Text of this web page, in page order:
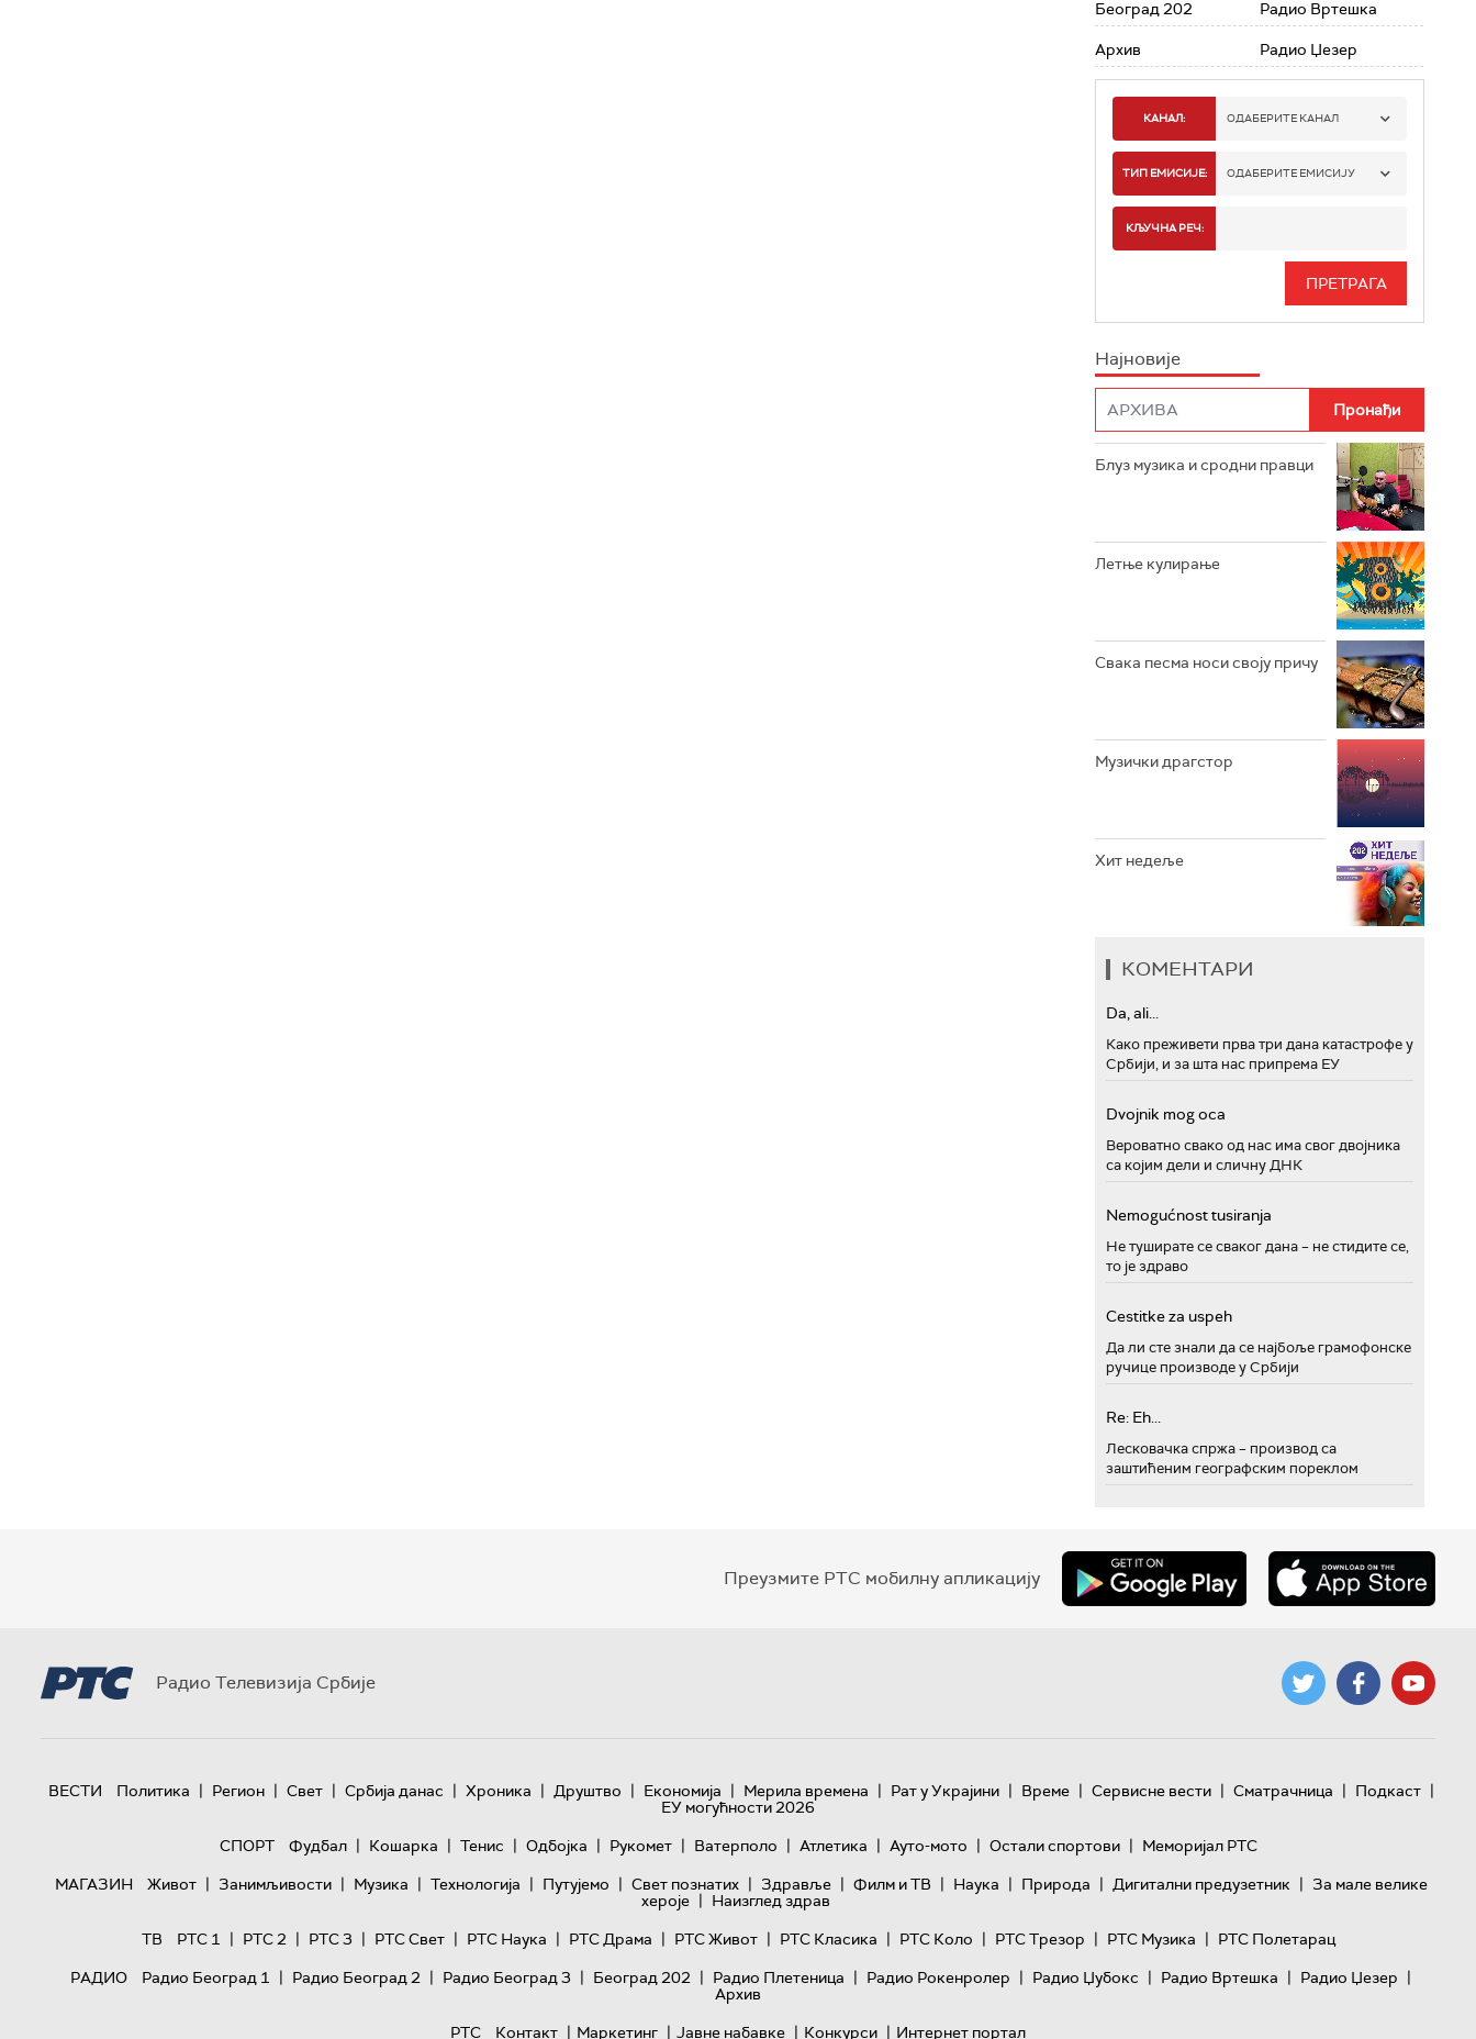
Београд 202
Архив
Радио Вртешка
Радио Џезер
КАНАЛ: ОДАБЕРИТЕ КАНАЛ
РАДИО БЕОГРАД 1
РАДИО БЕОГРАД 3
РАДИО РОКЕНРОЛЕР
РАДИО ЏУБОКС
РАДИО ВРТЕШКА
РАДИО ЏЕЗЕР
ТИП ЕМИСИЈЕ: ОДАБЕРИТЕ ЕМИСИЈУ
ИНФО
КЉУЧНА РЕЧ:
Најновије
Блуз музика и сродни правци
Летње кулирање
Свака песма носи своју причу
Музички драгстор
Хит недеље
КОМЕНТАРИ
Da, ali...
Како преживети прва три дана катастрофе у
Србији, и за шта нас припрема ЕУ
Dvojnik mog oca
Вероватно свако од нас има свог двојника
са којим дели и сличну ДНК
Nemogućnost tusiranja
Не туширате се сваког дана – не стидите се,
то је здраво
Cestitke za uspeh
Да ли сте знали да се најбоље грамофонске
ручице производе у Србији
Re: Eh...
Лесковачка спржа – производ са
заштићеним географским пореклом
Преузмите РТС мобилну апликацију
Радио Телевизија Србије
ВЕСТИ Политика | Регион | Свет | Србија данас | Хроника | Друштво | Економија | Мерила времена | Рат у Украјини | Време | Сервисне вести | Сматрачница | Подкаст |
ЕУ могућности 2026
СПОРТ
Фудбал | Кошарка | Тенис | Одбојка | Рукомет | Ватерполо | Атлетика | Ауто-мото | Остали спортови | Меморијал РТС
МАГАЗИН
Живот | Занимљивости | Музика | Технологијa | Путујемо | Свет познатих | Здравље | Филм и ТВ | Наука | Природа | Дигитални предузетник | За мале велике
хероје | Наизглед здрав
ТВ
РТС 1 | РТС 2 | РТС 3 | РТС Свет | РТС Наука | РТС Драма | РТС Живот | РТС Класика | РТС Коло | РТС Трезор | РТС Музика | РТС Полетарац
РАДИО
Радио Београд 1 | Радио Београд 2 | Радио Београд 3 | Београд 202 | Радио Плетеница | Радио Рокенролер | Радио Џубокс | Радио Вртешка | Радио Џезер |
Архив
РТС
Контакт | Маркетинг | Јавне набавке | Конкурси | Интернет портал